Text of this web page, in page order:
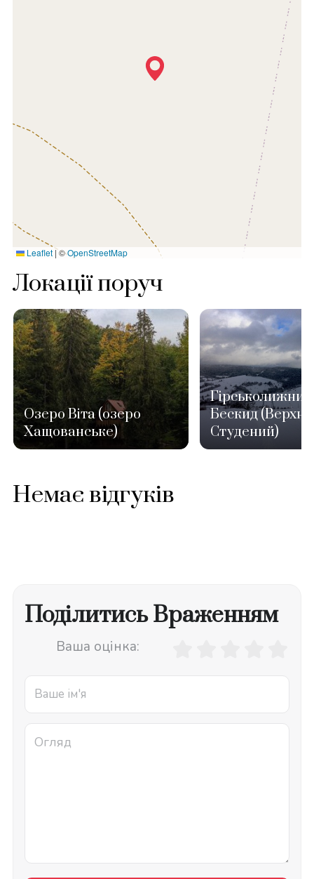
Leaflet|©OpenStreetMap
Локації поруч
Озеро Віта (озеро
Хащованське)
Бескид
Студений)
Немає відгуків
Поділитись Враженням
Ваша оцінка: